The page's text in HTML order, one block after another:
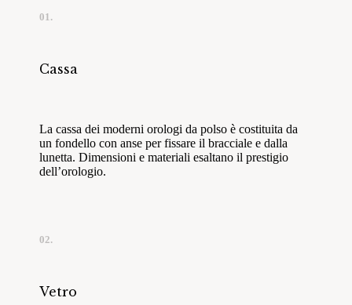
01.
Cassa
La cassa dei moderni orologi da polso è costituita da
un fondello con anse per fissare il bracciale e dalla
lunetta. Dimensioni e materiali esaltano il prestigio
dell’orologio.
02.
Vetro